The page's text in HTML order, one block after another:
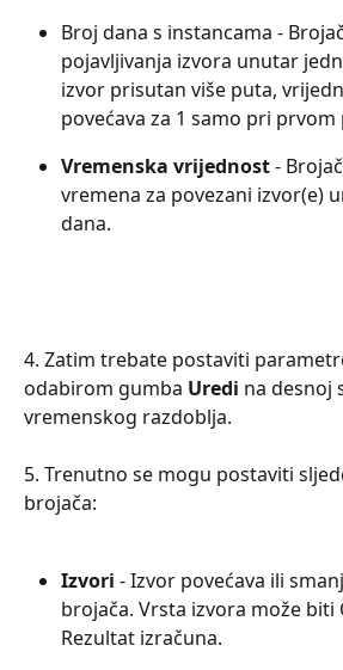
Broj dana s instancama -
pojavljivanja izvora unutar
izvor prisutan više puta,
povećava za 1 samo pri prvom
Vremenska vrijednost -
vremena za povezani izvor(e)
dana.
4. Zatim trebate postaviti
odabirom gumba Uredi na desnoj
vremenskog razdoblja.
5. Trenutno se mogu postaviti
brojača:
Izvori - Izvor povećava ili
brojača. Vrsta izvora može biti
Rezultat izračuna.